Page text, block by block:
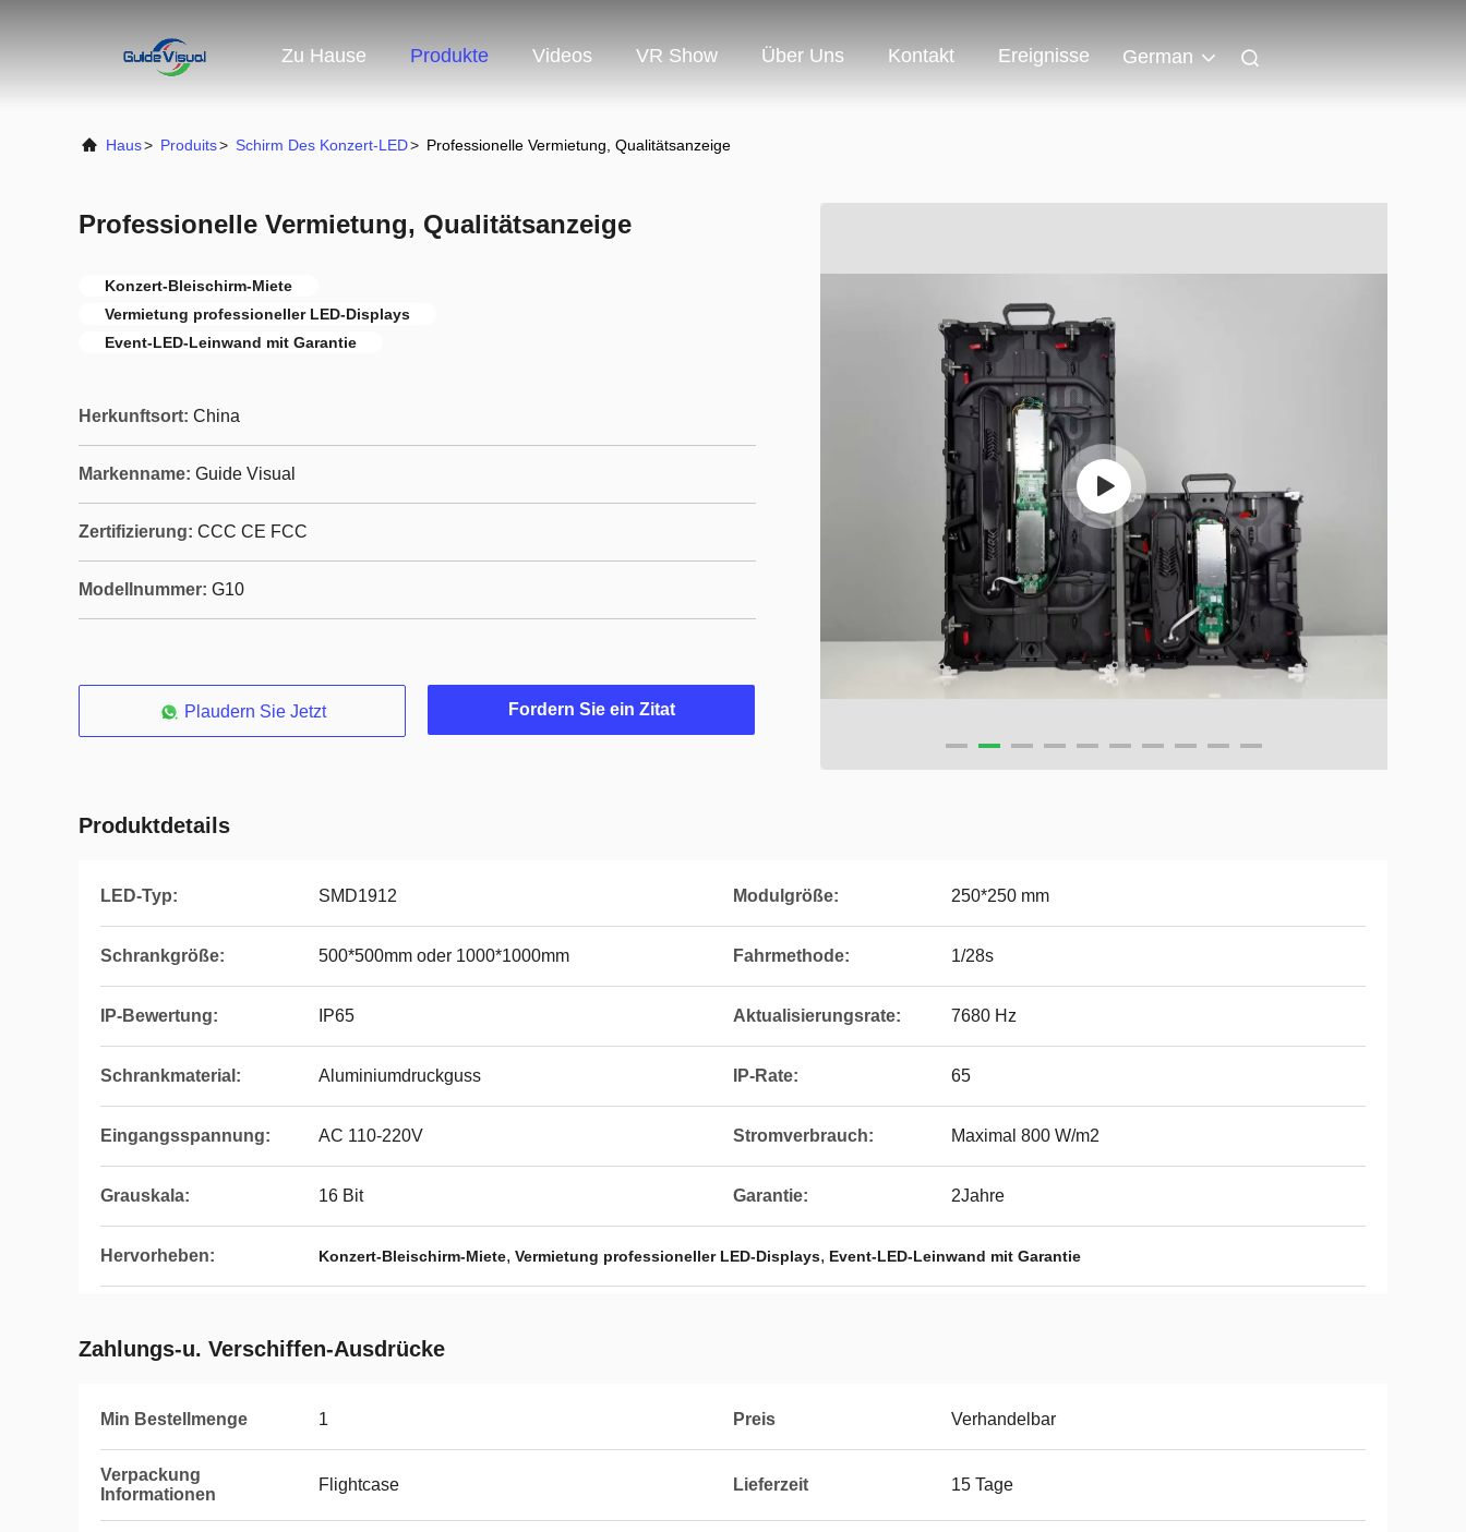
Zu Hause Produkte Videos VR Show Über Uns Kontakt Ereignisse German
Haus> Produits> Schirm Des Konzert-LED> Professionelle Vermietung, Qualitätsanzeige
Professionelle Vermietung, Qualitätsanzeige
Konzert-Bleischirm-Miete
Vermietung professioneller LED-Displays
Event-LED-Leinwand mit Garantie
Herkunftsort: China
Markenname: Guide Visual
Zertifizierung: CCC CE FCC
Modellnummer: G10
Plaudern Sie Jetzt Fordern Sie ein Zitat
Produktdetails
LED-Typ: SMD1912 Modulgröße: 250*250 mm
Schrankgröße: 500*500mm oder 1000*1000mm Fahrmethode: 1/28s
IP-Bewertung: IP65 Aktualisierungsrate: 7680 Hz
Schrankmaterial: Aluminiumdruckguss IP-Rate: 65
Eingangsspannung: AC 110-220V Stromverbrauch: Maximal 800 W/m2
Grauskala: 16 Bit Garantie: 2Jahre
Hervorheben: Konzert-Bleischirm-Miete, Vermietung professioneller LED-Displays, Event-LED-Leinwand mit Garantie
Zahlungs-u. Verschiffen-Ausdrücke
Min Bestellmenge 1 Preis Verhandelbar
Verpackung
Informationen
Flightcase Lieferzeit 15 Tage